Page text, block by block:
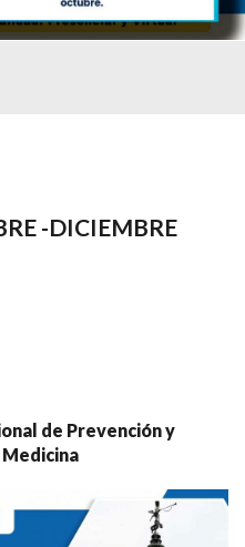
-DICIEMBRE
de Prevención y